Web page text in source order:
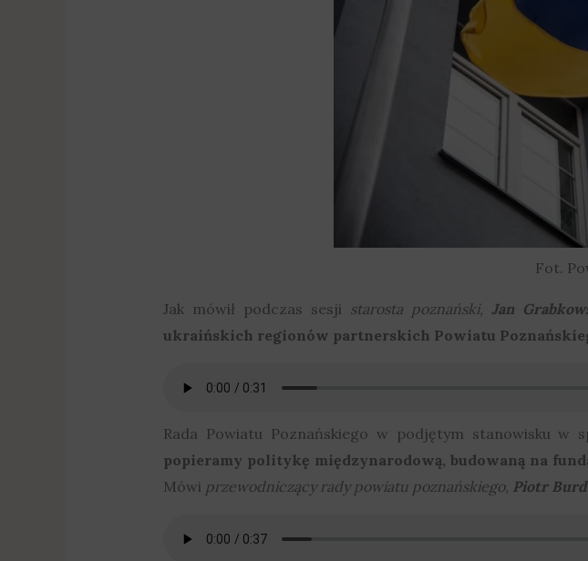
Fot.
Jak mówił podczas sesji starosta poznański, Jan
ukraińskich regionów partnerskich Powiatu
Rada Powiatu Poznańskiego w podjętym stanowisku w
popieramy politykę międzynarodową, budowaną na
Mówi przewodniczący rady powiatu poznańskiego, Piotr